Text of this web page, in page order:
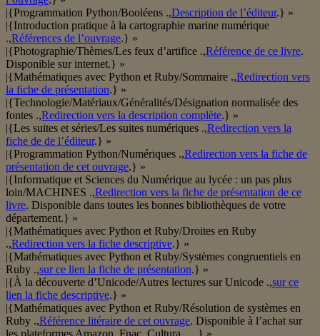
|{Programmation Python/Booléens .,Description de l’éditeur.} »
|{Introduction pratique à la cartographie marine numérique
.,Références de l’ouvrage.} »
|{Photographie/Thèmes/Les feux d’artifice .,Référence de ce livre.
Disponible sur internet.} »
|{Mathématiques avec Python et Ruby/Sommaire .,Redirection vers
la fiche de présentation.} »
|{Technologie/Matériaux/Généralités/Désignation normalisée des
fontes .,Redirection vers la description complète.} »
|{Les suites et séries/Les suites numériques .,Redirection vers la
fiche de de l’éditeur.} »
|{Programmation Python/Numériques .,Redirection vers la fiche de
présentation de cet ouvrage.} »
|{Informatique et Sciences du Numérique au lycée : un pas plus
loin/MACHINES .,Redirection vers la fiche de présentation de ce
livre. Disponible dans toutes les bonnes bibliothèques de votre
département.} »
|{Mathématiques avec Python et Ruby/Droites en Ruby
.,Redirection vers la fiche descriptive.} »
|{Mathématiques avec Python et Ruby/Systèmes congruentiels en
Ruby .,sur ce lien la fiche de présentation.} »
|{À la découverte d’Unicode/Autres lectures sur Unicode .,sur ce
lien la fiche descriptive.} »
|{Mathématiques avec Python et Ruby/Résolution de systèmes en
Ruby .,Référence litéraire de cet ouvrage. Disponible à l’achat sur
les plateformes Amazon, Fnac, Cultura ….} »